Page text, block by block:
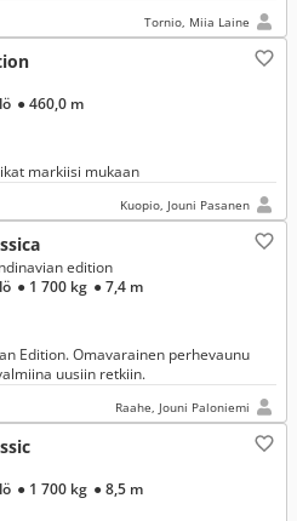
Tornio, Miia Laine
● 460,0 m
markiisi mukaan
Kuopio, Jouni Pasanen
edition
● 1 700 kg ● 7,4 m
Edition. Omavarainen perhevaunu
uusiin retkiin.
Raahe, Jouni Paloniemi
● 1 700 kg ● 8,5 m